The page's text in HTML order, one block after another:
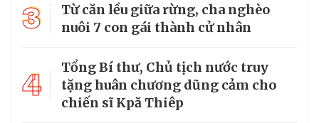
3
Từ căn lều giữa rừng, cha nghèo
nuôi 7 con gái thành cử nhân
4
Tổng Bí thư, Chủ tịch nước truy
tặng huân chương dũng cảm cho
chiến sĩ Kpă Thiêp